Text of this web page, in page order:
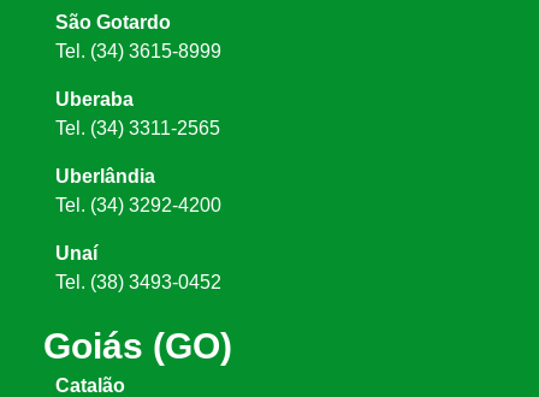
São Gotardo
Tel. (34) 3615-8999
Uberaba
Tel. (34) 3311-2565
Uberlândia
Tel. (34) 3292-4200
Unaí
Tel. (38) 3493-0452
Goiás (GO)
Catalão